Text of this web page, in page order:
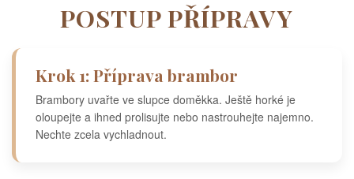
POSTUP PŘÍPRAVY
Krok 1: Příprava brambor
Brambory uvařte ve slupce doměkka. Ještě horké je
oloupejte a ihned prolisujte nebo nastrouhejte najemno.
Nechte zcela vychladnout.